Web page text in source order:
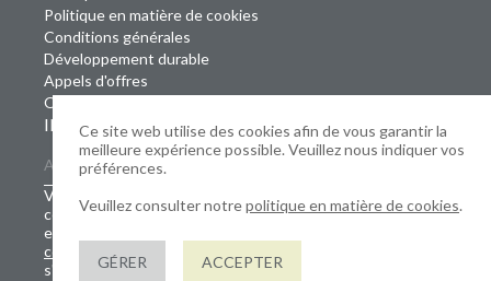
Politique en matière de cookies
Conditions générales
Développement durable
Appels d'offres
Offres d'emploi
INSCRIVEZ-VOUS À NOTRE NEWSLETTER
Vos données seront conservées et traitées
conformément à notre politique de confidentialité. Ce site
est protégé par reCAPTCHA ; la
confidentialité
s'appliquent.
Ce site web utilise des cookies afin de vous garantir la
meilleure expérience possible. Veuillez nous indiquer vos
préférences.
Veuillez consulter notrepolitique en matière de cookies.
GÉRER ACCEPTER